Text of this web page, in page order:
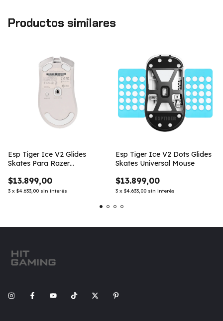
Productos similares
Esp Tiger Ice V2 Glides
Skates Para Razer
$13.899,00
3 x $4.633,00 sin interés
Esp Tiger Ice V2 Dots Glides
Skates Universal Mouse
$13.899,00
3 x $4.633,00 sin interés